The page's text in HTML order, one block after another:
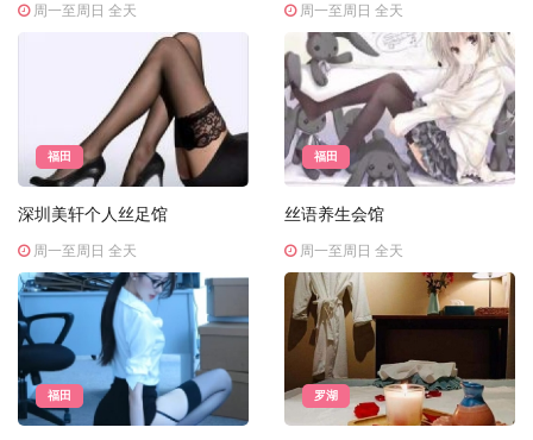
周一至周日 全天 周一至周日 全天
福田
深圳美轩个人丝足馆
周一至周日 全天
福田
丝语养生会馆
周一至周日 全天
福田 罗湖